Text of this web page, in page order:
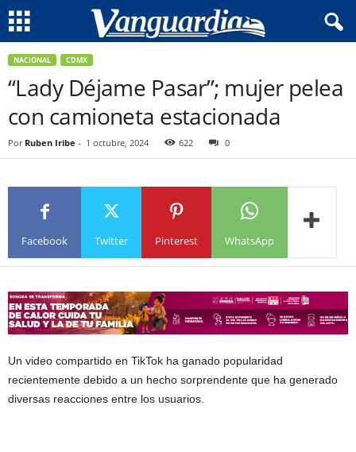
NACIONAL CDMX
“Lady Déjame Pasar”; mujer pelea
con camioneta estacionada
Por Ruben Iribe - 1 octubre, 2024 622 0
Facebook Twitter Pinterest WhatsApp
Un video compartido en TikTok ha ganado popularidad
recientemente debido a un hecho sorprendente que ha generado
diversas reacciones entre los usuarios.